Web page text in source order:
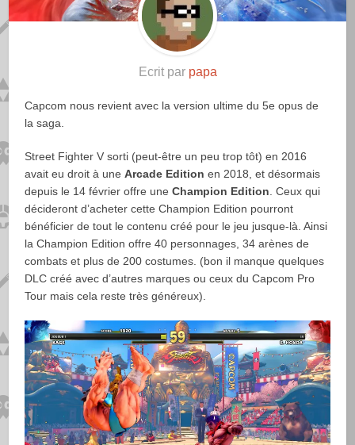
Ecrit par papa
Capcom nous revient avec la version ultime du 5e opus de
la saga.
Street Fighter V sorti (peut-être un peu trop tôt) en 2016
avait eu droit à uneArcade Edition en 2018, et désormais
depuis le 14 février offre uneChampion Edition. Ceux qui
décideront d’acheter cette Champion Edition pourront
bénéficier de tout le contenu créé pour le jeu jusque-là. Ainsi
la Champion Edition offre 40 personnages, 34 arènes de
combats et plus de 200 costumes. (bon il manque quelques
DLC créé avec d’autres marques ou ceux du Capcom Pro
Tour mais cela reste très généreux).